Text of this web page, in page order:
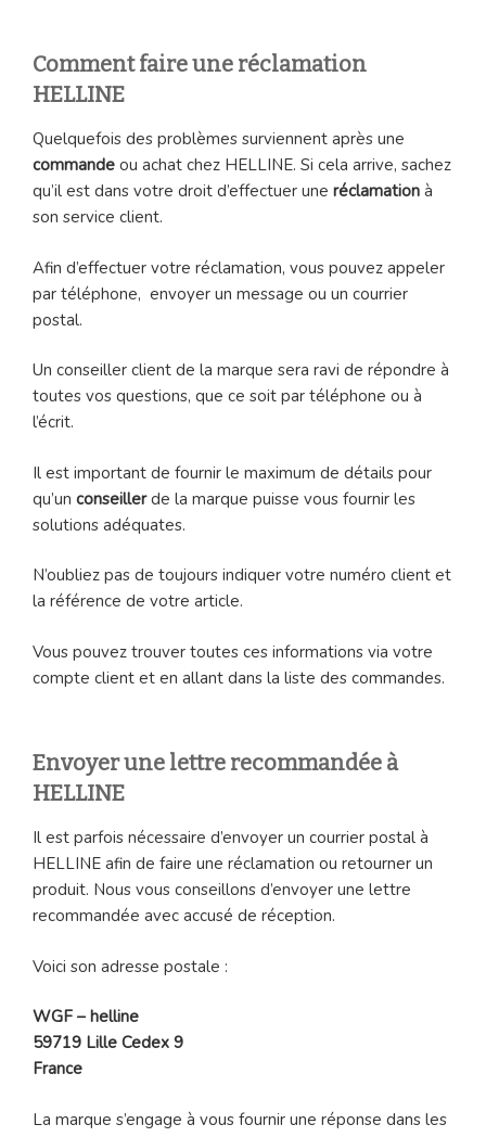
Comment faire une réclamation
HELLINE
Quelquefois des problèmes surviennent après une
commande ou achat chez HELLINE. Si cela arrive, sachez
qu’il est dans votre droit d’effectuer une réclamation à
son service client.
Afin d’effectuer votre réclamation, vous pouvez appeler
par téléphone, envoyer un message ou un courrier
postal.
Un conseiller client de la marque sera ravi de répondre à
toutes vos questions, que ce soit par téléphone ou à
l’écrit.
Il est important de fournir le maximum de détails pour
qu’un conseillerde la marque puisse vous fournir les
solutions adéquates.
N’oubliez pas de toujours indiquer votre numéro client et
la référence de votre article.
Vous pouvez trouver toutes ces informations via votre
compte client et en allant dans la liste des commandes.
Envoyer une lettre recommandée à
HELLINE
Il est parfois nécessaire d’envoyer un courrier postal à
HELLINE afin de faire une réclamation ou retourner un
produit. Nous vous conseillons d’envoyer une lettre
recommandée avec accusé de réception.
Voici son adresse postale :
WGF – helline
59719 Lille Cedex 9
France
La marque s’engage à vous fournir une réponse dans les